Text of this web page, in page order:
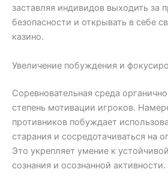
заставляя индивидов выходить за
безопасности и открывать в себе
казино.
Увеличение побуждения и
Соревновательная среда
степень мотивации игроков.
противников побуждает
старания и сосредотачиваться на
Это укрепляет умение к
сознания и осознанной активности.